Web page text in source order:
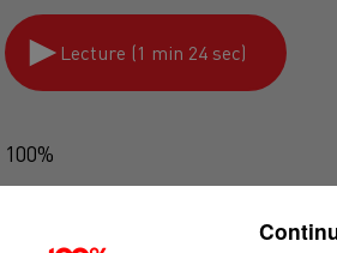
Lecture (1 min 24 sec)
100%